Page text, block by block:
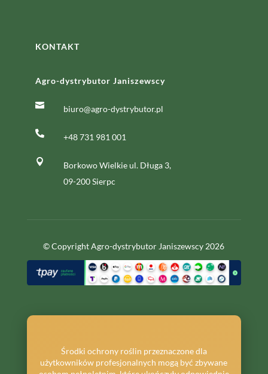
KONTAKT
Agro-dystrybutor Janiszewscy
 biuro@agro-dystrybutor.pl
 +48 731 981 001

Borkowo Wielkie ul. Długa 3,
09-200 Sierpc
© Copyright Agro-dystrybutor Janiszewscy 2026
Środki ochrony roślin przeznaczone dla
użytkowników profesjonalnych mogą być zbywane